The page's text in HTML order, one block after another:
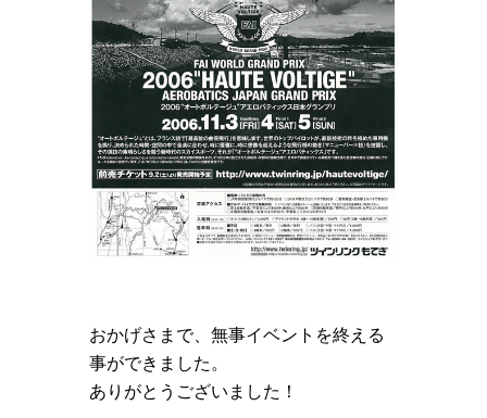
おかげさまで、無事イベントを終える
事ができました。
ありがとうございました！